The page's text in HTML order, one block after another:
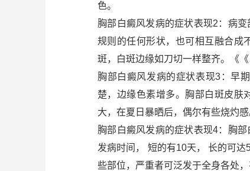
色。
胸部白癜风发病的症状表现2：病
规则的任何形状，也可相互融合成
斑，白斑边缘如刀切一样整齐。《
胸部白癜风发病的症状表现3：早
楚，边缘色素增多。胸部白斑皮肤
大，在夏日暴晒后，偶尔有些烧灼感
胸部白癜风发病的症状表现4：胸
发病时间， 短的有10天， 长的可
些部位，严重者可泛发于全身各处